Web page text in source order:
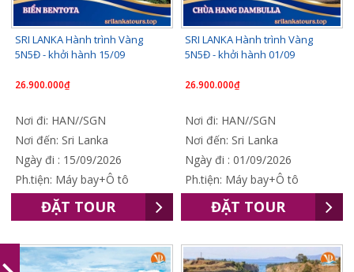
SRI LANKA Hành trình Vàng
5N5Đ - khởi hành 15/09
26.900.000₫
Nơi đi: HAN//SGN
Nơi đến: Sri Lanka
Ngày đi : 15/09/2026
Ph.tiện: Máy bay+Ô tô
ĐẶT TOUR
SRI LANKA Hành trình Vàng
5N5Đ - khởi hành 01/09
26.900.000₫
Nơi đi: HAN//SGN
Nơi đến: Sri Lanka
Ngày đi : 01/09/2026
Ph.tiện: Máy bay+Ô tô
ĐẶT TOUR